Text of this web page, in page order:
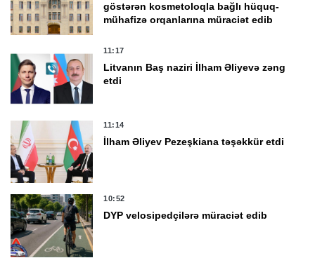
göstərən kosmetoloqla bağlı hüquq-
mühafizə orqanlarına müraciət edib
11:17
Litvanın Baş naziri İlham Əliyevə zəng
etdi
11:14
İlham Əliyev Pezeşkiana təşəkkür etdi
10:52
DYP velosipedçilərə müraciət edib